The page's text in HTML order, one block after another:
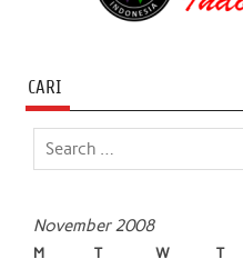
CARI
November 2008
M T W T